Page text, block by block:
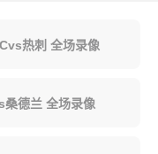
热刺 全场录像
桑德兰 全场录像